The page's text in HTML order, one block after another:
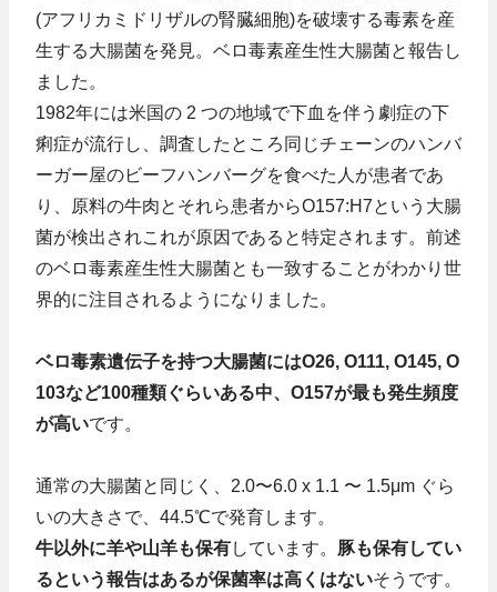
(アフリカミドリザルの腎臓細胞)を破壊する毒素を産
生する大腸菌を発見。ベロ毒素産生性大腸菌と報告し
ました。
1982年には米国の 2 つの地域で下血を伴う劇症の下
痢症が流行し、調査したところ同じチェーンのハンバ
ーガー屋のビーフハンバーグを食べた人が患者であ
り、原料の牛肉とそれら患者からO157:H7という大腸
菌が検出されこれが原因であると特定されます。前述
のベロ毒素産生性大腸菌とも一致することがわかり世
界的に注目されるようになりました。
ベロ毒素遺伝子を持つ大腸菌にはO26, O111, O145, O
103など100種類ぐらいある中、O157が最も発生頻度
が高いです。
通常の大腸菌と同じく、2.0〜6.0 x 1.1 〜 1.5μm ぐら
いの大きさで、44.5℃で発育します。
牛以外に羊や山羊も保有しています。 豚も保有してい
るという報告はあるが保菌率は高くはないそうです。